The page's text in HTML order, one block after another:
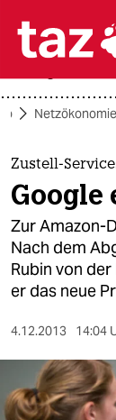
themen
politik
öko
gesellschaft
kultur
sport
berlin
Netzökonomie
Zustell-
Zur Amazon-
Nach dem
Rubin von
er das neue
4.12.2013 14:04